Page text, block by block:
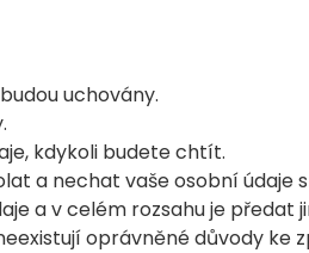
uchovány.
kdykoli budete chtít.
a nechat vaše osobní údaje
a v celém rozsahu je předat
oprávněné důvody ke